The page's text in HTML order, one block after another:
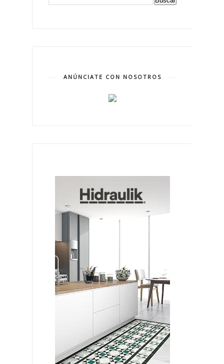
ANÚNCIATE CON NOSOTROS